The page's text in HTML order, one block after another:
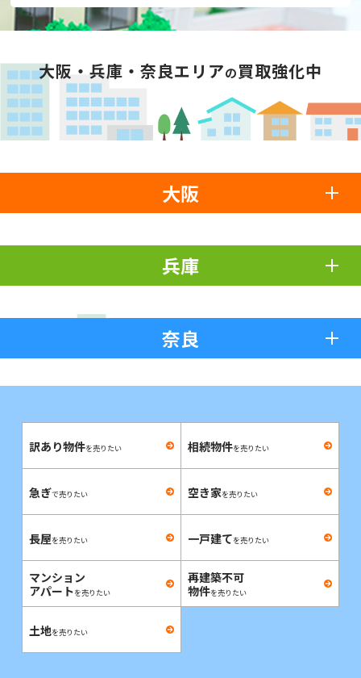
大阪・兵庫・奈良エリアの買取強化中
大阪
兵庫
奈良
訳あり物件を売りたい 相続物件を売りたい
急ぎで売りたい 空き家を売りたい
長屋を売りたい 一戸建てを売りたい
マンション
アパートを売りたい
再建築不可
物件を売りたい
土地を売りたい